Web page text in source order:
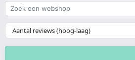
Zoek
een
webshop
{{
__('Sort')
}}